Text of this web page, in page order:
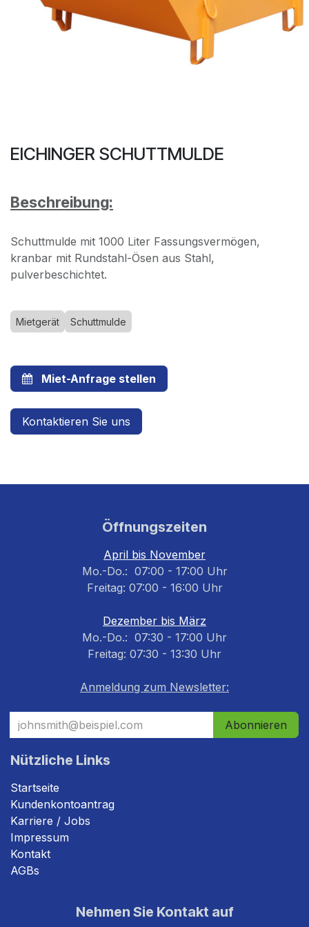
EICHINGER SCHUTTMULDE
Beschreibung:
Schuttmulde mit 1000 Liter Fassungsvermögen,
kranbar mit Rundstahl-Ösen aus Stahl,
pulverbeschichtet.
Mietgerät Schuttmulde
Miet-Anfrage stellen
Kontaktieren Sie uns
Öffnungszeiten
April bis November
Mo.-Do.: 07:00 - 17:00 Uhr
Freitag: 07:00 - 16:00 Uhr
Dezember bis März
Mo.-Do.: 07:30 - 17:00 Uhr
Freitag: 07:30 - 13:30 Uhr
Anmeldung zum Newsletter:
Abonnieren
Nützliche Links
Startseite
Kundenkontoantrag
Karriere / Jobs
Impressum
Kontakt
AGBs
Nehmen Sie Kontakt auf